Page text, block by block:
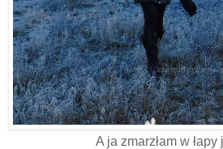
A ja zmarzłam w łapy